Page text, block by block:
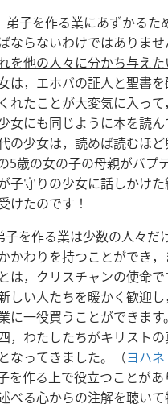
弟子を作る業にあずかる
ならないわけではありませ
を他の人々に分かち与え
は，エホバの証人と聖書
れたことが大変気に入っ
女にも同じように本を読
の少女は，読めば読むほ
5歳の女の子の母親がバプ
子守りの少女に話しかけ
けたのです！
子を作る業は少数の人々
かわりを持つことができ
は，クリスチャンの使命
しい人たちを暖かく歓迎
に一役買うことができま
，わたしたちがキリスト
なってきました。（ヨハ
を作る上で役立つことが
べる心からの注解を聴い